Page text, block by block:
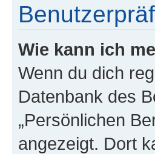
Wie kann ich
Wenn du dich
Datenbank des
„Persönlichen
angezeigt. Dort